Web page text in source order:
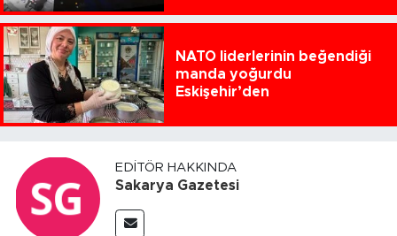
NATO liderlerinin beğendiği
manda yoğurdu
Eskişehir’den
EDITÖR HAKKINDA
Sakarya Gazetesi